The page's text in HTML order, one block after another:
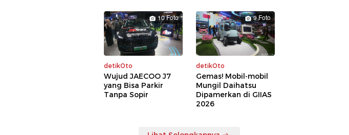
10 Foto
detikOto
Wujud JAECOO J7
yang Bisa Parkir
Tanpa Sopir
9 Foto
detikOto
Gemas! Mobil-mobil
Mungil Daihatsu
Dipamerkan di GIIAS
2026